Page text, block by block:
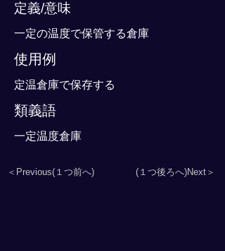
定義/意味
一定の温度で保管する倉庫
使用例
定温倉庫で保存する
類義語
一定温度倉庫
＜Previous(１つ前へ) (１つ後ろへ)Next＞